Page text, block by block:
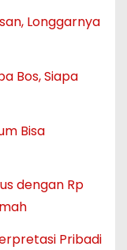
Longgarnya
Bos, Siapa
Bisa
dengan Rp
Pribadi